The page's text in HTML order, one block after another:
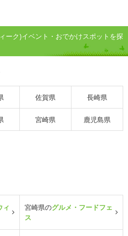
ーク)イベント・おでかけスポットを探
佐賀県 長崎県
宮崎県 鹿児島県
ィ
宮崎県のグルメ・フードフェ
ス